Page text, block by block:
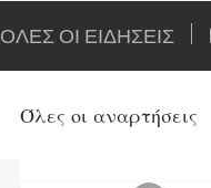
ΟΛΕΣ ΟΙ ΕΙΔΗΣΕΙΣ
Όλες οι αναρτήσεις